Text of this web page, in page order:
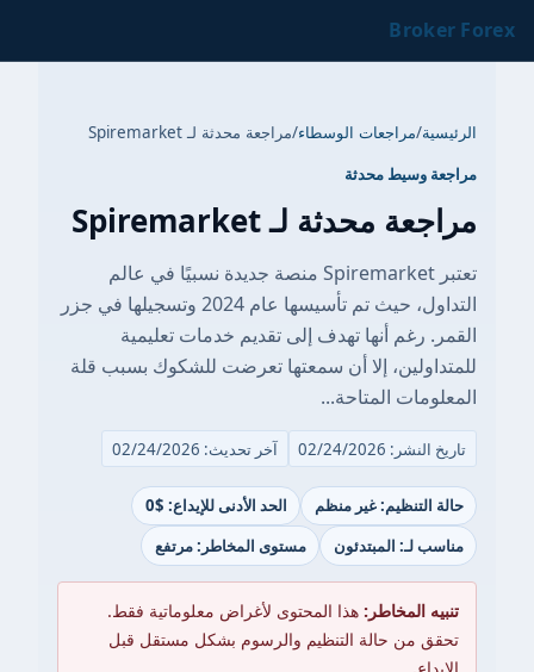
Broker Forex
الرئيسية/مراجعات الوسطاء/مراجعة محدثة لـ Spiremarket
مراجعة وسيط محدثة
مراجعة محدثة لـ Spiremarket
تعتبر Spiremarket منصة جديدة نسبيًا في عالم
التداول، حيث تم تأسيسها عام 2024 وتسجيلها في جزر
القمر. رغم أنها تهدف إلى تقديم خدمات تعليمية
للمتداولين، إلا أن سمعتها تعرضت للشكوك بسبب قلة
المعلومات المتاحة...
تاريخ النشر: 02/24/2026 آخر تحديث: 02/24/2026
حالة التنظيم: غير منظم
الحد الأدنى للإيداع: $0
مناسب لـ: المبتدئون
مستوى المخاطر: مرتفع
تنبيه المخاطر: هذا المحتوى لأغراض معلوماتية فقط.
تحقق من حالة التنظيم والرسوم بشكل مستقل قبل
الإيداع.